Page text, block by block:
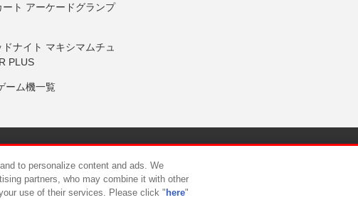
ート アーケードグランプ
ナイト マキシマムチュ
PLUS
ーム機一覧
いて カスタマーハラスメント対応方針
to personalize content and ads. We
partners, who may combine it with other
use of their services. Please click " here"